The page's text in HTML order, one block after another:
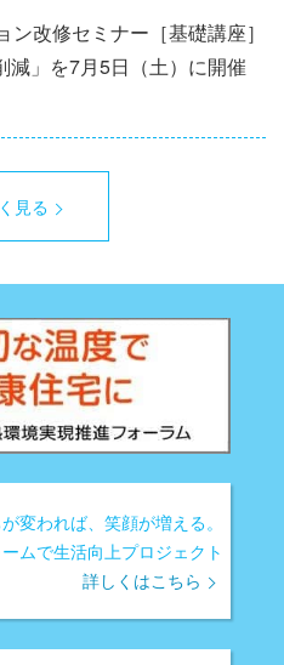
改修セミナー［基礎講座］
減」を7月5日（土）に開催
見る
変われば、笑顔が増える。
ムで生活向上プロジェクト
詳しくはこちら